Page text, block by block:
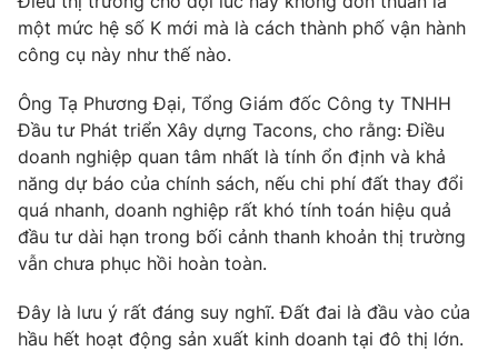
một mức hệ số K mới mà là cách thành phố vận hành
công cụ này như thế nào.
Ông Tạ Phương Đại, Tổng Giám đốc Công ty TNHH
Đầu tư Phát triển Xây dựng Tacons, cho rằng: Điều
doanh nghiệp quan tâm nhất là tính ổn định và khả
năng dự báo của chính sách, nếu chi phí đất thay đổi
quá nhanh, doanh nghiệp rất khó tính toán hiệu quả
đầu tư dài hạn trong bối cảnh thanh khoản thị trường
vẫn chưa phục hồi hoàn toàn.
Đây là lưu ý rất đáng suy nghĩ. Đất đai là đầu vào của
hầu hết hoạt động sản xuất kinh doanh tại đô thị lớn.